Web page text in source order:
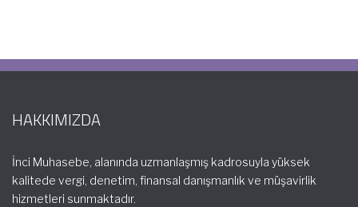
HAKKIMIZDA
İnci Muhasebe, alanında uzmanlaşmış kadrosuyla yüksek
kalitede vergi, denetim, finansal danışmanlık ve müşavirlik
hizmetleri sunmaktadır.